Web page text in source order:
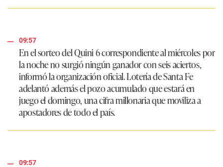
09:57
En el sorteo del Quini 6 correspondiente al miércoles por
la noche no surgió ningún ganador con seis aciertos,
informó la organización oficial. Lotería de Santa Fe
adelantó además el pozo acumulado que estará en
juego el domingo, una cifra millonaria que moviliza a
apostadores de todo el país.
09:57